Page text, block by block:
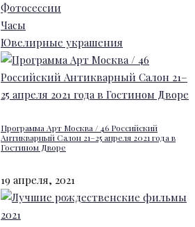
Фотосессии
Часы
Ювелирные украшения
Программа Арт Москва / 46 Российский
Антикварный Салон 21–25 апреля 2021 года в
Гостином Дворе
19 апреля, 2021